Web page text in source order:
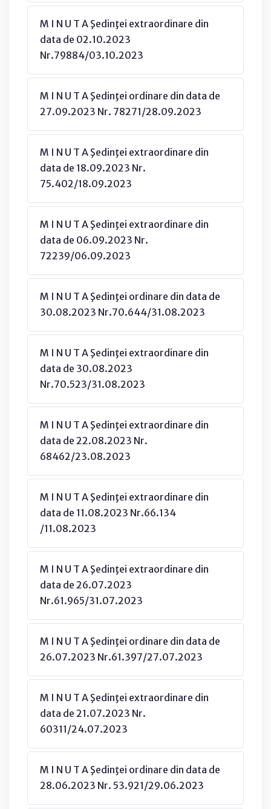
M I N U T A Şedinţei extraordinare din
data de 02.10.2023
Nr.79884/03.10.2023
M I N U T A Şedinţei ordinare din data de
27.09.2023 Nr. 78271/28.09.2023
M I N U T A Şedinţei extraordinare din
data de 18.09.2023 Nr.
75.402/18.09.2023
M I N U T A Şedinţei extraordinare din
data de 06.09.2023 Nr.
72239/06.09.2023
M I N U T A Şedinţei ordinare din data de
30.08.2023 Nr.70.644/31.08.2023
M I N U T A Şedinţei extraordinare din
data de 30.08.2023
Nr.70.523/31.08.2023
M I N U T A Şedinţei extraordinare din
data de 22.08.2023 Nr.
68462/23.08.2023
M I N U T A Şedinţei extraordinare din
data de 11.08.2023 Nr.66.134
/11.08.2023
M I N U T A Şedinţei extraordinare din
data de 26.07.2023
Nr.61.965/31.07.2023
M I N U T A Şedinţei ordinare din data de
26.07.2023 Nr.61.397/27.07.2023
M I N U T A Şedinţei extraordinare din
data de 21.07.2023 Nr.
60311/24.07.2023
M I N U T A Şedinţei ordinare din data de
28.06.2023 Nr. 53.921/29.06.2023